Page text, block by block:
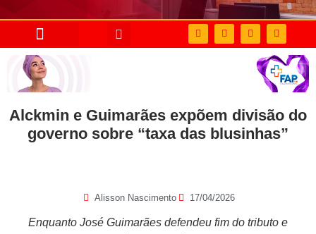
Alckmin e Guimarães expõem divisão do
governo sobre “taxa das blusinhas”
Alisson Nascimento 17/04/2026
Enquanto José Guimarães defendeu fim do tributo e